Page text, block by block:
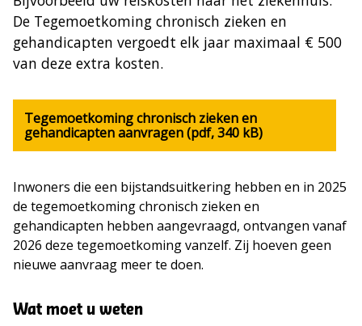
De Tegemoetkoming chronisch zieken en
gehandicapten vergoedt elk jaar maximaal € 500
van deze extra kosten.
Tegemoetkoming chronisch zieken en
gehandicapten aanvragen (pdf, 340 kB)
Inwoners die een bijstandsuitkering hebben en in 2025
de tegemoetkoming chronisch zieken en
gehandicapten hebben aangevraagd, ontvangen vanaf
2026 deze tegemoetkoming vanzelf. Zij hoeven geen
nieuwe aanvraag meer te doen.
Wat moet u weten